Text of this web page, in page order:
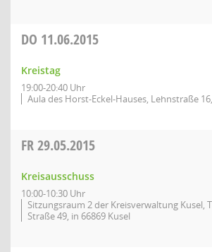
DO 11.06.2015
Kreistag
19:00-20:40 Uhr
Aula des Horst-Eckel-Hauses, Lehnstraße
FR29.05.2015
Kreisausschuss
10:00-10:30 Uhr
Sitzungsraum 2 der Kreisverwaltung Kusel,
Straße 49, in 66869 Kusel